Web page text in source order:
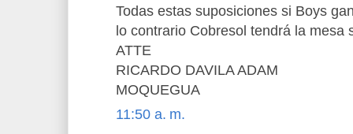
Todas estas suposiciones si Boys
lo contrario Cobresol tendrá la mesa
ATTE
RICARDO DAVILA ADAM
MOQUEGUA
11:50 a. m.